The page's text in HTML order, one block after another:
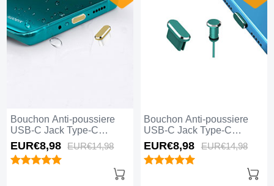
Bouchon Anti-poussiere
USB-C Jack Type-C
Universel H16 pour Apple
iPhone 15 Pro Max Or
EUR€8,98 EUR€14,98
Bouchon Anti-poussiere
USB-C Jack Type-C
Universel H15 pour Apple
iPhone 15 Pro Max Vert
EUR€8,98 EUR€14,98